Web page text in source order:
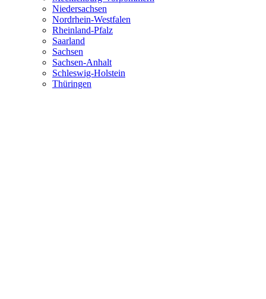
Niedersachsen
Nordrhein-Westfalen
Rheinland-Pfalz
Saarland
Sachsen
Sachsen-Anhalt
Schleswig-Holstein
Thüringen